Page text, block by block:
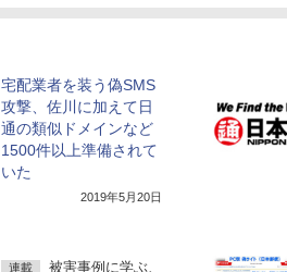
宅配業者を装う偽SMS
攻撃、佐川に加えて日
通の類似ドメインなど
1500件以上準備されて
いた
2019年5月20日
連載
被害事例に学ぶ、